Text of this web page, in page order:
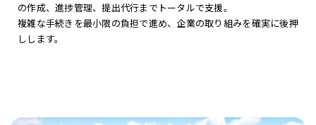
の作成、進捗管理、提出代行までトータルで支援。
複雑な手続きを最小限の負担で進め、企業の取り組みを確実に後押
しします。